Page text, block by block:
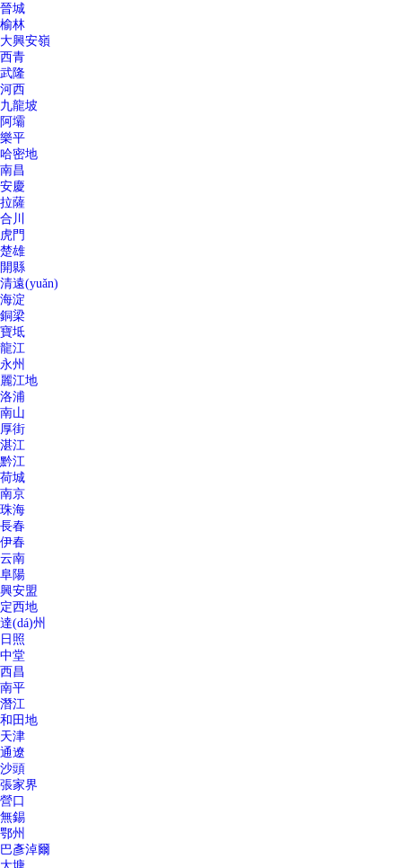
晉城
榆林
大興安嶺
西青
武隆
河西
九龍坡
阿壩
樂平
哈密地
南昌
安慶
拉薩
合川
虎門
楚雄
開縣
清遠(yuǎn)
海淀
銅梁
寶坻
龍江
永州
麗江地
洛浦
南山
厚街
湛江
黔江
荷城
南京
珠海
長春
伊春
云南
阜陽
興安盟
定西地
達(dá)州
日照
中堂
西昌
南平
潛江
和田地
天津
通遼
沙頭
張家界
營口
無錫
鄂州
巴彥淖爾